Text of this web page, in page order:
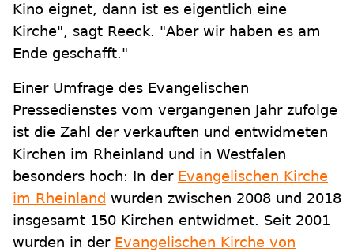
Kino eignet, dann ist es eigentlich eine
Kirche", sagt Reeck. "Aber wir haben es am
Ende geschafft."
Einer Umfrage des Evangelischen
Pressedienstes vom vergangenen Jahr zufolge
ist die Zahl der verkauften und entwidmeten
Kirchen im Rheinland und in Westfalen
besonders hoch: In der Evangelischen Kirche
im Rheinland wurden zwischen 2008 und 2018
insgesamt 150 Kirchen entwidmet. Seit 2001
wurden in der Evangelischen Kirche von